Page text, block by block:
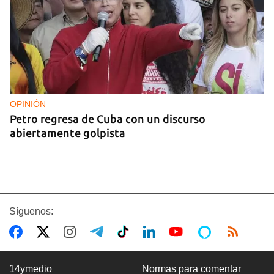
OPINIÓN
Petro regresa de Cuba con un discurso
abiertamente golpista
Síguenos:
14ymedio Normas para comentar